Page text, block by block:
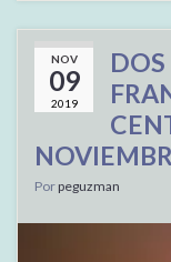
NOV
09
2019
DOS
Porpeguzman